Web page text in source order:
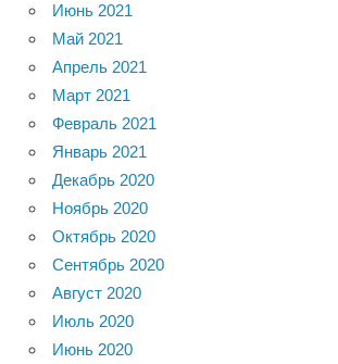
Июнь 2021
Май 2021
Апрель 2021
Март 2021
Февраль 2021
Январь 2021
Декабрь 2020
Ноябрь 2020
Октябрь 2020
Сентябрь 2020
Август 2020
Июль 2020
Июнь 2020